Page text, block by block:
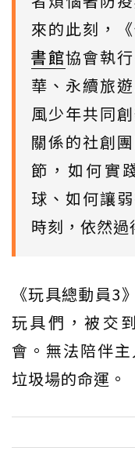
來的此刻，
書館協會執
華、永續旅
風少年共同
關係的社創
節，如何實
球、如何讓
時刻，依然過
《玩具總動員3
玩具們，被交
會。無法陪伴
垃圾場的命運。